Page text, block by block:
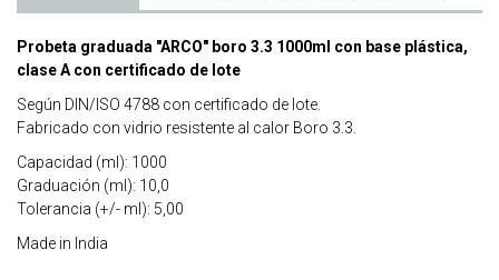
Probeta graduada "ARCO" boro 3.3 1000ml con base plástica,
clase A con certificado de lote
Según DIN/ISO 4788 con certificado de lote.
Fabricado con vidrio resistente al calor Boro 3.3.
Capacidad (ml): 1000
Graduación (ml): 10,0
Tolerancia (+/- ml): 5,00
Made in India